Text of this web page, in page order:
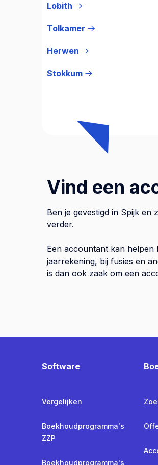
Lobith
Tolkamer
Herwen
Stokkum
Vind een
Ben je gevestigd in Spijk en
verder.
Een accountant kan
jaarrekening, bij fusies en
is dan ook zaak om een
Software
Vergelijken
Boekhoudprogramma's
ZZP
Boekhoudprogramma's